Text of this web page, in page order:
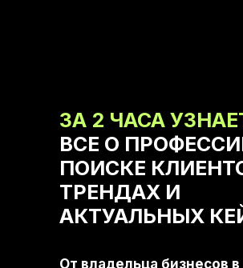
ЗА 2 ЧАСА
ВСЕ О
ПОИСКЕ
ТРЕНДАХ И
АКТУАЛЬНЫХ
От владельца бизнесов в